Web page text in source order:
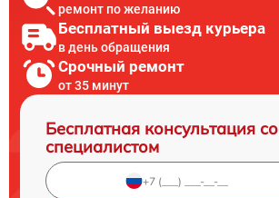
ремонт по желанию
Бесплатный выезд курьера
в день обращения
Срочный ремонт
от 35 минут
Бесплатная консультация со
специалистом